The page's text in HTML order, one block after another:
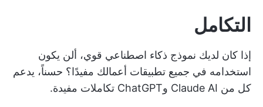
التكامل
إذا كان لديك نموذج ذكاء اصطناعي قوي، ألن يكون
استخدامه في جميع تطبيقات أعمالك مفيدًا؟ حسناً، يدعم
كل من Claude AI وChatGPT تكاملات مفيدة.